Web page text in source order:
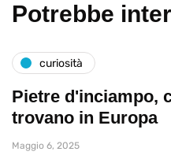
Potrebbe
curiosità
Pietre d'inciampo,
trovano in Europa
Maggio 6, 2025